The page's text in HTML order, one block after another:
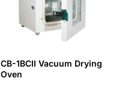
CB-1BCII Vacuum Drying
Oven